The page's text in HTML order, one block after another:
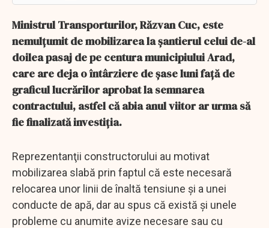
Ministrul Transporturilor, Răzvan Cuc, este
nemulţumit de mobilizarea la şantierul celui de-al
doilea pasaj de pe centura municipiului Arad,
care are deja o întârziere de şase luni faţă de
graficul lucrărilor aprobat la semnarea
contractului, astfel că abia anul viitor ar urma să
fie finalizată investiţia.
Reprezentanţii constructorului au motivat
mobilizarea slabă prin faptul că este necesară
relocarea unor linii de înaltă tensiune şi a unei
conducte de apă, dar au spus că există şi unele
probleme cu anumite avize necesare sau cu